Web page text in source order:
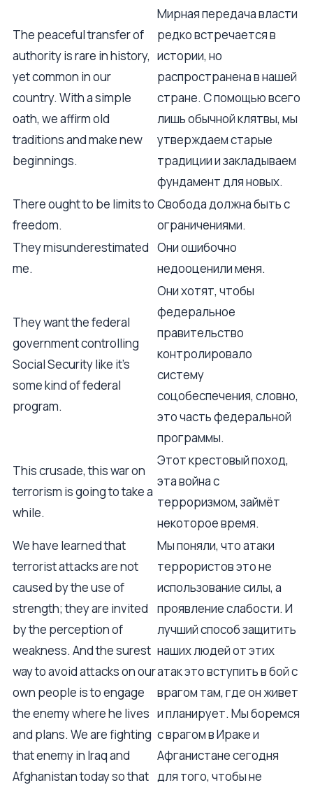
The peaceful transfer of
authority is rare in history,
yet common in our
country. With a simple
oath, we affirm old
traditions and make new
beginnings.
Мирная передача власти
редко встречается в
истории, но
распространена в нашей
стране. С помощью всего
лишь обычной клятвы, мы
утверждаем старые
традиции и закладываем
фундамент для новых.
There ought to be limits to
freedom.
Свобода должна быть с
ограничениями.
They misunderestimated
me.
Они ошибочно
недооценили меня.
They want the federal
government controlling
Social Security like it's
some kind of federal
program.
Они хотят, чтобы
федеральное
правительство
контролировало
систему
соцобеспечения, словно,
это часть федеральной
программы.
This crusade, this war on
terrorism is going to take a
while.
Этот крестовый поход,
эта война с
терроризмом, займёт
некоторое время.
We have learned that
terrorist attacks are not
caused by the use of
strength; they are invited
by the perception of
weakness. And the surest
way to avoid attacks on our
own people is to engage
the enemy where he lives
and plans. We are fighting
that enemy in Iraq and
Afghanistan today so that
Мы поняли, что атаки
террористов это не
использование силы, а
проявление слабости. И
лучший способ защитить
наших людей от этих
атак это вступить в бой с
врагом там, где он живет
и планирует. Мы боремся
с врагом в Ираке и
Афганистане сегодня
для того, чтобы не